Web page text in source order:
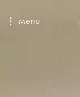
Menu